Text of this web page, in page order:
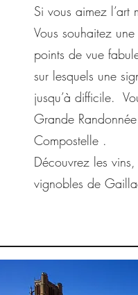
Si vous aimez
Vous souhaitez
points de vue
sur lesquels une
jusqu’à difficile.
Grande
Compostelle .
Découvrez les
vignobles de